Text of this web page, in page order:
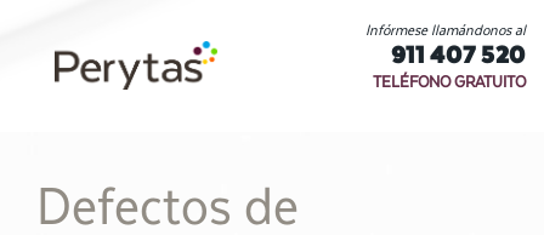
Infórmese llamándonos al
911 407 520
TELÉFONO GRATUITO
Defectos de